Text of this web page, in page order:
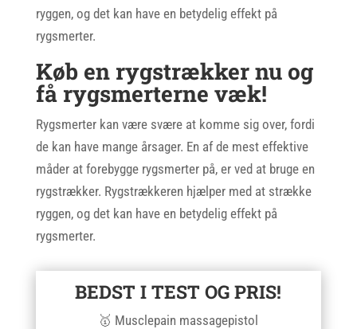
ryggen, og det kan have en betydelig effekt på
rygsmerter.
Køb en rygstrækker nu og
få rygsmerterne væk!
Rygsmerter kan være svære at komme sig over, fordi
de kan have mange årsager. En af de mest effektive
måder at forebygge rygsmerter på, er ved at bruge en
rygstrækker. Rygstrækkeren hjælper med at strække
ryggen, og det kan have en betydelig effekt på
rygsmerter.
BEDST I TEST OG PRIS!
🥇 Musclepain massagepistol